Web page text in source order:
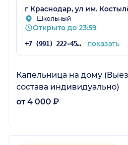
г Краснодар, ул им.
Школьный
Открыто до 23:59
+7 (991) 222-45-03 показать
Капельница на дому
состава индивидуально)
от 4 000 ₽